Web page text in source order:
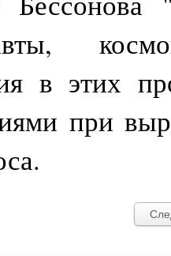
в этих
при